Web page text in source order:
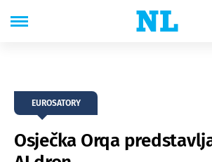
EUROSATORY
Osječka Orqa